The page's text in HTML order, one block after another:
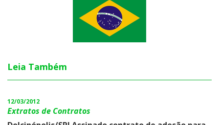
Leia Também
12/03/2012
Extratos de Contratos